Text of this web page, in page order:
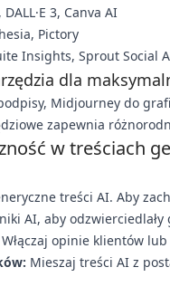
3, Canva AI
Pictory
Insights, Sprout Social
dla
Midjourney do
zapewnia
w treściach
treści AI. Aby
AI, aby odzwierciedlały
Włączaj opinie klientów
Mieszaj treści AI z